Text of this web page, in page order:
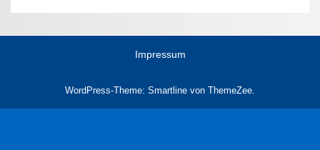
Impressum
WordPress-Theme: Smartline von ThemeZee.